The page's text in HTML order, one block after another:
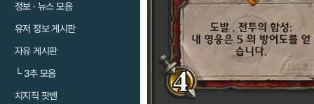
정보 · 뉴스 모음
유저 정보 게시판
자유 게시판
└3추 모음
치지직 팟벤